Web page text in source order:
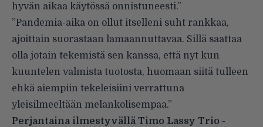
hyvän aikaa käytössä onnistuneesti.”
”Pandemia-aika on ollut itselleni suht rankkaa,
ajoittain suorastaan lamaannuttavaa. Sillä saattaa
olla jotain tekemistä sen kanssa, että nyt kun
kuuntelen valmista tuotosta, huomaan siitä tulleen
ehkä aiempiin tekeleisiini verrattuna
yleisilmeeltään melankolisempaa.”
Perjantaina ilmestyvällä Timo Lassy Trio -